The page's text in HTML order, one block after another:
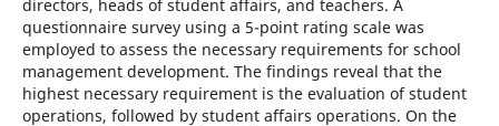
directors, heads of student affairs, and teachers. A
questionnaire survey using a 5-point rating scale was
employed to assess the necessary requirements for school
management development. The findings reveal that the
highest necessary requirement is the evaluation of student
operations, followed by student affairs operations. On the